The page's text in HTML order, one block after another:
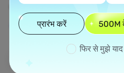
अधिक जानेंप्रारंभ करें 500M
फिर से मुझे याद